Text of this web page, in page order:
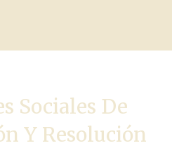
Sociales De
Y Resolución